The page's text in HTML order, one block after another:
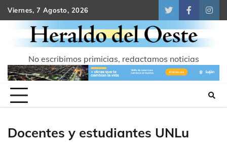
Skip
to
content
Viernes, 7 Agosto, 2026
TwitterFacebook
No escribimos primicias, redactamos noticias
Docentes y estudiantes UNLu